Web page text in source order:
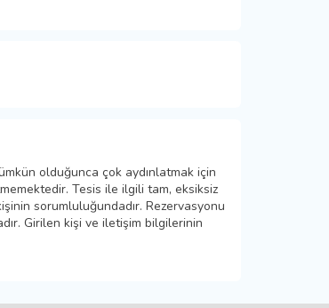
olduğunca çok aydınlatmak için
Tesis ile ilgili tam, eksiksiz
sorumluluğundadır. Rezervasyonu
Girilen kişi ve iletişim bilgilerinin